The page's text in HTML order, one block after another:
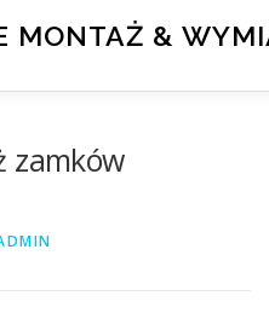
MONTAŻ &
zamków